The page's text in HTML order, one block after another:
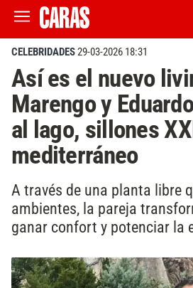
CELEBRIDADES29-03-2026 18:31
Así es el nuevo
Marengo y
al lago, sillones
mediterráneo
A través de una planta libre
ambientes, la pareja
ganar confort y potenciar la